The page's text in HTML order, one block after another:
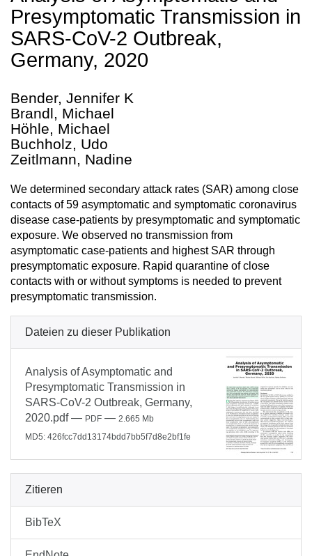
Presymptomatic Transmission in
SARS-CoV-2 Outbreak,
Germany, 2020
Bender, Jennifer K
Brandl, Michael
Höhle, Michael
Buchholz, Udo
Zeitlmann, Nadine
We determined secondary attack rates (SAR) among close
contacts of 59 asymptomatic and symptomatic coronavirus
disease case-patients by presymptomatic and symptomatic
exposure. We observed no transmission from
asymptomatic case-patients and highest SAR through
presymptomatic exposure. Rapid quarantine of close
contacts with or without symptoms is needed to prevent
presymptomatic transmission.
Dateien zu dieser Publikation
Analysis of Asymptomatic and
Presymptomatic Transmission in
SARS-CoV-2 Outbreak, Germany,
2020.pdf— PDF — 2.665 Mb
MD5: 426fcc7dd13174bdd7bb5f7d8e2bf1fe
Zitieren
BibTeX